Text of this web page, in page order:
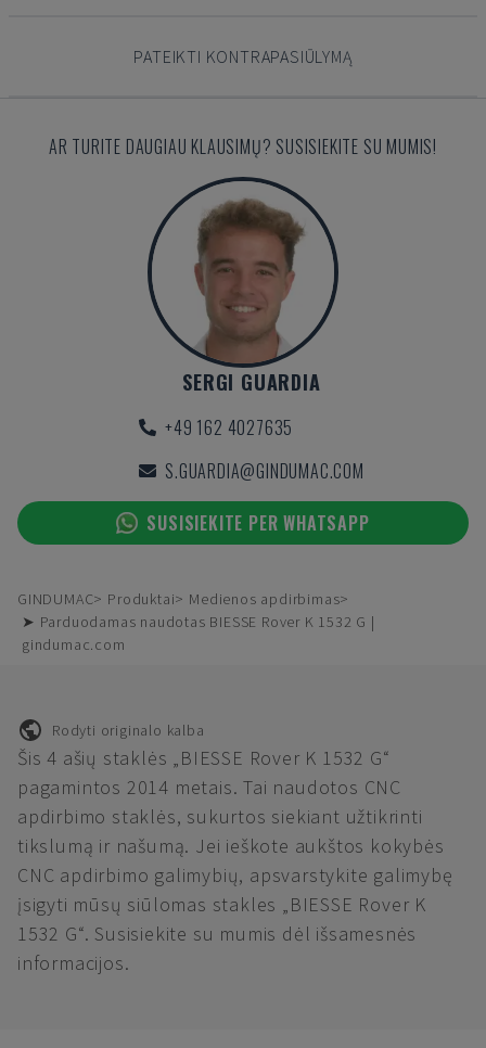
PATEIKTI KONTRAPASIŪLYMĄ
AR TURITE DAUGIAU KLAUSIMŲ? SUSISIEKITE SU MUMIS!
SERGI GUARDIA
+49 162 4027635
S.GUARDIA@GINDUMAC.COM
SUSISIEKITE PER WHATSAPP
GINDUMAC Produktai
Medienos apdirbimas
➤ Parduodamas naudotas BIESSE Rover K 1532 G |
gindumac.com
Rodyti originalo kalba
Šis 4 ašių staklės „BIESSE Rover K 1532 G“
pagamintos 2014 metais. Tai naudotos CNC
apdirbimo staklės, sukurtos siekiant užtikrinti
tikslumą ir našumą. Jei ieškote aukštos kokybės
CNC apdirbimo galimybių, apsvarstykite galimybę
įsigyti mūsų siūlomas stakles „BIESSE Rover K
1532 G“. Susisiekite su mumis dėl išsamesnės
informacijos.